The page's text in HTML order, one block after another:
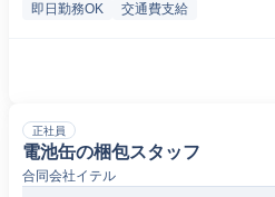
即日勤務OK 交通費支給
正社員
電池缶の梱包スタッフ
合同会社イテル